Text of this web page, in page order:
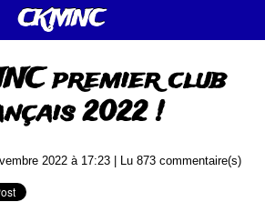
CKMNC
premier club
2022 !
2022 à 17:23 | Lu 873 commentaire(s)